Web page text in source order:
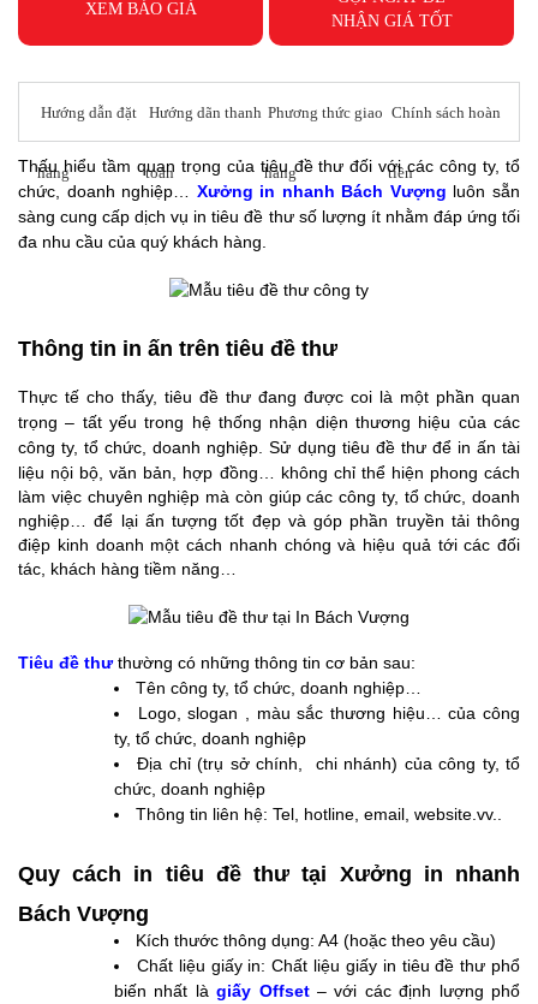
XEM BÁO GIÁ
NHẬN GIÁ TỐT
Hướng dẫn đặt
hàng
Hướng dãn thanh
toán
Phương thức giao
hàng
Chính sách hoàn
tiền
Thấu hiểu tầm quan trọng của tiêu đề thư đối với các công ty, tổ
chức, doanh nghiệp… Xưởng in nhanh Bách Vượng luôn sẵn
sàng cung cấp dịch vụ in tiêu đề thư số lượng ít nhằm đáp ứng tối
đa nhu cầu của quý khách hàng.
Thông tin in ấn trên tiêu đề thư
Thực tế cho thấy, tiêu đề thư đang được coi là một phần quan
trọng – tất yếu trong hệ thống nhận diện thương hiệu của các
công ty, tổ chức, doanh nghiệp.Sử dụng tiêu đề thư để in ấn tài
liệu nội bộ, văn bản, hợp đồng… không chỉ thể hiện phong cách
làm việc chuyên nghiệp mà còn giúp các công ty, tổ chức, doanh
nghiệp… để lại ấn tượng tốt đẹp và góp phần truyền tải thông
điệp kinh doanh một cách nhanh chóng và hiệu quả tới các đối
tác, khách hàng tiềm năng…
Tiêu đề thưthường có những thông tin cơ bản sau:
Tên công ty, tổ chức, doanh nghiệp…
Logo, slogan , màu sắc thương hiệu… của công
ty, tổ chức, doanh nghiệp
Địa chỉ (trụ sở chính, chi nhánh) của công ty, tổ
chức, doanh nghiệp
Thông tin liên hệ: Tel, hotline, email, website.vv..
Quy cách in tiêu đề thư tại Xưởng in nhanh
Bách Vượng
Kích thước thông dụng: A4 (hoặc theo yêu cầu)
Chất liệu giấy in: Chất liệu giấy in tiêu đề thư phổ
biến nhất làgiấy Offset– với các định lượng phổ